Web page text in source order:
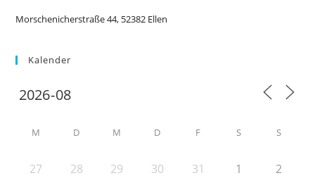
Morschenicherstraße 44, 52382 Ellen
Kalender
M D M D F S S
27 28 29 30 31 1 2